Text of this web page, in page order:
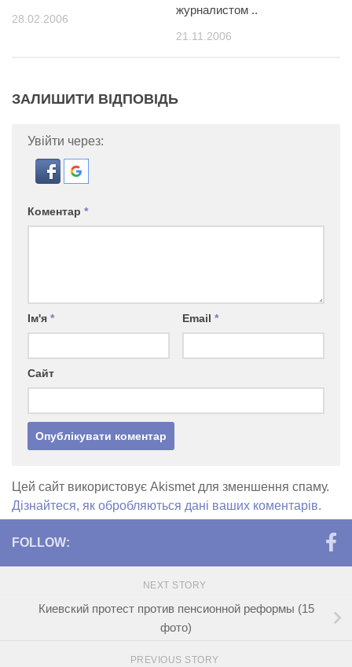
28.02.2006
журналистом ..
21.11.2006
ЗАЛИШИТИ ВІДПОВІДЬ
Увійти через:
Коментар *
Ім'я * Email *
Сайт
Цей сайт використовує Akismet для зменшення спаму.
Дізнайтеся, як обробляються дані ваших коментарів.
FOLLOW:
NEXT STORY
Киевский протест против пенсионной реформы (15
фото)
PREVIOUS STORY